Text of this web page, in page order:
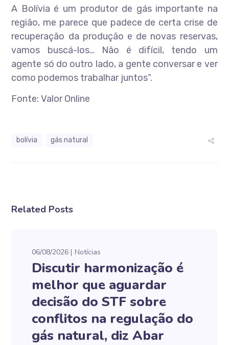
A Bolívia é um produtor de gás importante na
região, me parece que padece de certa crise de
recuperação da produção e de novas reservas,
vamos buscá-los… Não é difícil, tendo um
agente só do outro lado, a gente conversar e ver
como podemos trabalhar juntos”.
Fonte: Valor Online
bolívia gás natural
Related Posts
06/08/2026 Notícias
Discutir harmonização é
melhor que aguardar
decisão do STF sobre
conflitos na regulação do
gás natural, diz Abar